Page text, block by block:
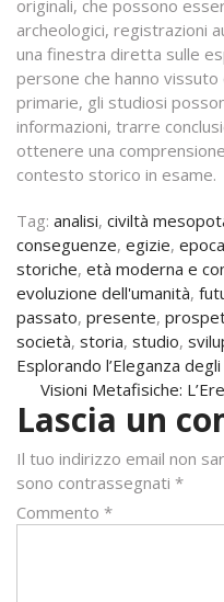
originali, che possono
archeologici, registrazioni
una finestra diretta sulle
persone che hanno
primarie, gli studiosi
informazioni, trarre
ottenere una
contesto storico in esame.
Tag: analisi, civiltà
conseguenze, egizie,
storiche, età moderna e
evoluzione dell'umanità,
passato, presente,
società, storia, studio,
Navigazione
articoli
Esplorando l’Eleganza
Visioni Metafisiche:
Lascia un
Il tuo indirizzo email non
sono contrassegnati *
Commento *